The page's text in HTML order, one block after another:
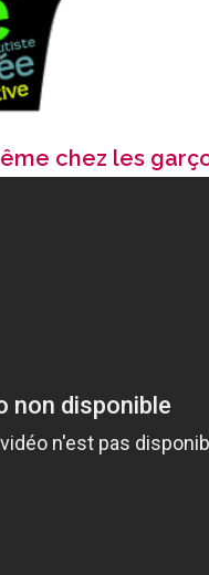
chez les